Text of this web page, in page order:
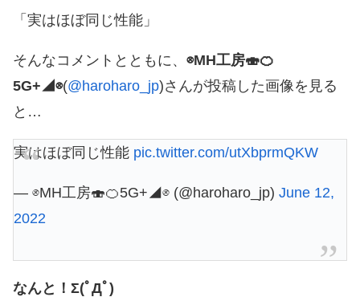
「実はほぼ同じ性能」
そんなコメントとともに、 ⊗MH工房🍣🍊
5G+◢⊗(@haroharo_jp)さんが投稿した画像を見る
と…
実はほぼ同じ性能 pic.twitter.com/utXbprmQKW
— ⊗MH工房🍣🍊5G+◢⊗ (@haroharo_jp) June 12,
2022
なんと！Σ(ﾟДﾟ)